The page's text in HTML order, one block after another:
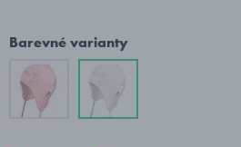
Barevné varianty